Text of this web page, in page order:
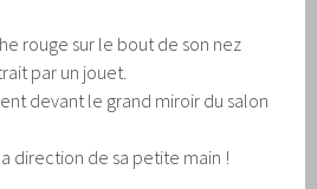
rouge sur le bout de son nez
par un jouet.
devant le grand miroir du salon
direction de sa petite main !